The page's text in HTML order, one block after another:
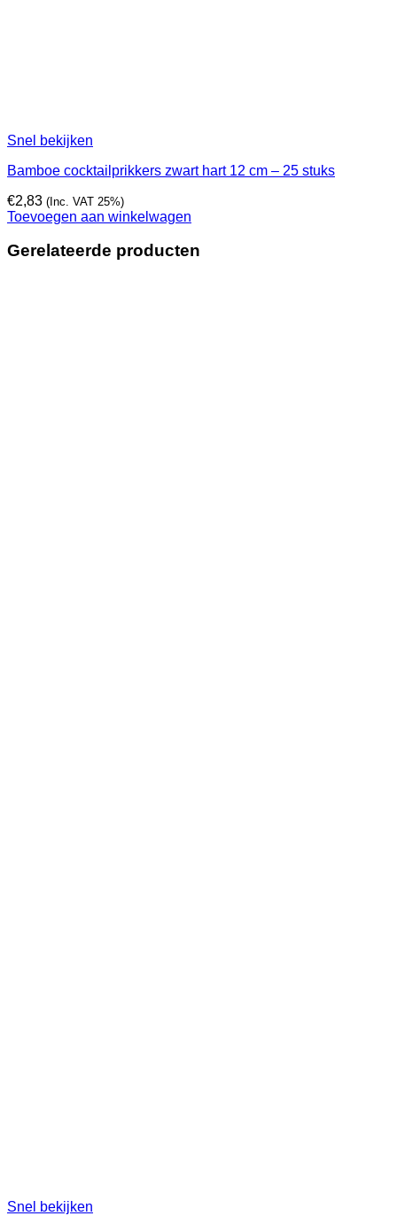
Snel bekijken
Bamboe cocktailprikkers zwart hart 12 cm – 25 stuks
€2,83 (Inc. VAT 25%)
Toevoegen aan winkelwagen
Gerelateerde producten
Snel bekijken